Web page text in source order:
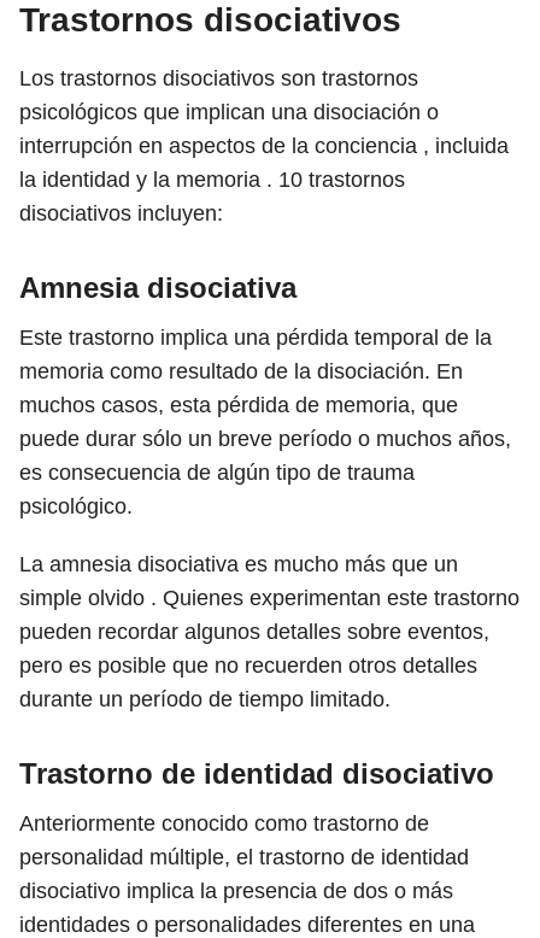
Trastornos disociativos
Los trastornos disociativos son trastornos
psicológicos que implican una disociación o
interrupción en aspectos de la conciencia , incluida
la identidad y la memoria . 10 trastornos
disociativos incluyen:
Amnesia disociativa
Este trastorno implica una pérdida temporal de la
memoria como resultado de la disociación. En
muchos casos, esta pérdida de memoria, que
puede durar sólo un breve período o muchos años,
es consecuencia de algún tipo de trauma
psicológico.
La amnesia disociativa es mucho más que un
simple olvido . Quienes experimentan este trastorno
pueden recordar algunos detalles sobre eventos,
pero es posible que no recuerden otros detalles
durante un período de tiempo limitado.
Trastorno de identidad disociativo
Anteriormente conocido como trastorno de
personalidad múltiple, el trastorno de identidad
disociativo implica la presencia de dos o más
identidades o personalidades diferentes en una